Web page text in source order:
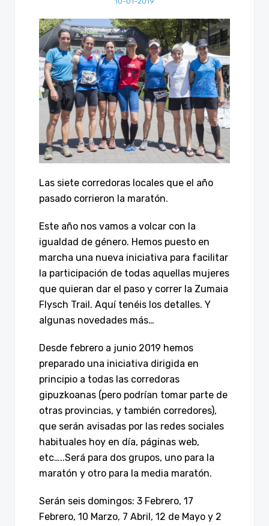
Las siete corredoras locales que el año
pasado corrieron la maratón.
Este año nos vamos a volcar con la
igualdad de género. Hemos puesto en
marcha una nueva iniciativa para facilitar
la participación de todas aquellas mujeres
que quieran dar el paso y correr la Zumaia
Flysch Trail. Aquí tenéis los detalles. Y
algunas novedades más…
Desde febrero a junio 2019 hemos
preparado una iniciativa dirigida en
principio a todas las corredoras
gipuzkoanas (pero podrían tomar parte de
otras provincias, y también corredores),
que serán avisadas por las redes sociales
habituales hoy en día, páginas web,
etc…..Será para dos grupos, uno para la
maratón y otro para la media maratón.
Serán seis domingos: 3 Febrero, 17
Febrero, 10 Marzo, 7 Abril, 12 de Mayo y 2